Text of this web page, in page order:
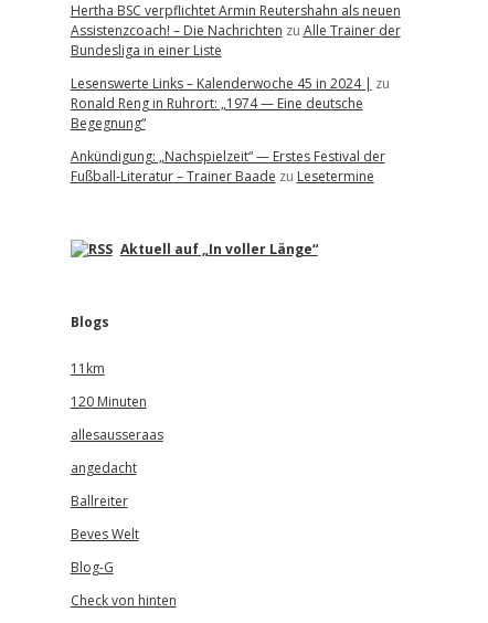
Hertha BSC verpflichtet Armin Reutershahn als neuen
Assistenzcoach! – Die Nachrichten zu Alle Trainer der
Bundesliga in einer Liste
Lesenswerte Links – Kalenderwoche 45 in 2024 | zu
Ronald Reng in Ruhrort: „1974 — Eine deutsche
Begegnung“
Ankündigung: „Nachspielzeit“ — Erstes Festival der
Fußball-Literatur – Trainer Baade zu Lesetermine
Aktuell auf „In voller Länge“
Blogs
11km
120 Minuten
allesausseraas
angedacht
Ballreiter
Beves Welt
Blog-G
Check von hinten